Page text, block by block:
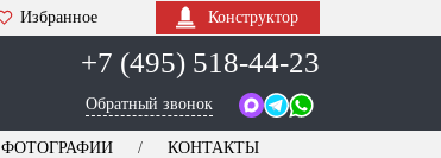
Избранное Конструктор
+7 (495) 518-44-23
Обратный звонок
ФОТОГРАФИИ КОНТАКТЫ